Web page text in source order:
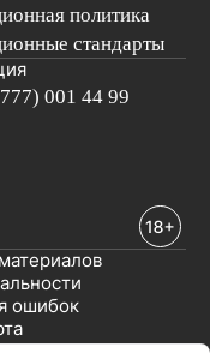
политика
стандарты
001 44 99
ошибок